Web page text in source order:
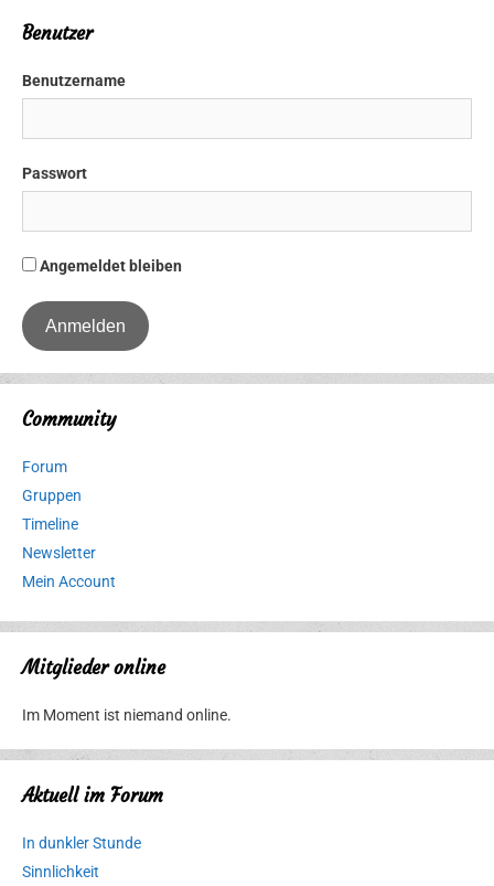
Benutzer
Benutzername
Passwort
Angemeldet bleiben
Community
Forum
Gruppen
Timeline
Newsletter
Mein Account
Mitglieder online
Im Moment ist niemand online.
Aktuell im Forum
In dunkler Stunde
Sinnlichkeit